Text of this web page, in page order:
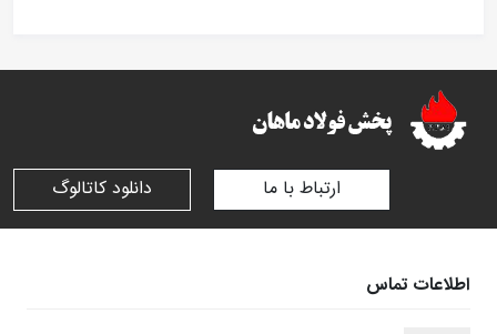
ارتباط با ما دانلود کاتالوگ
اطلاعات تماس